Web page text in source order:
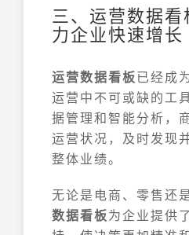
三、运营数据
力企业快速增长
运营数据看板已经成
运营中不可或缺的工
据管理和智能分析，
运营状况，及时发现
整体业绩。
无论是电商、零售还
数据看板为企业提供